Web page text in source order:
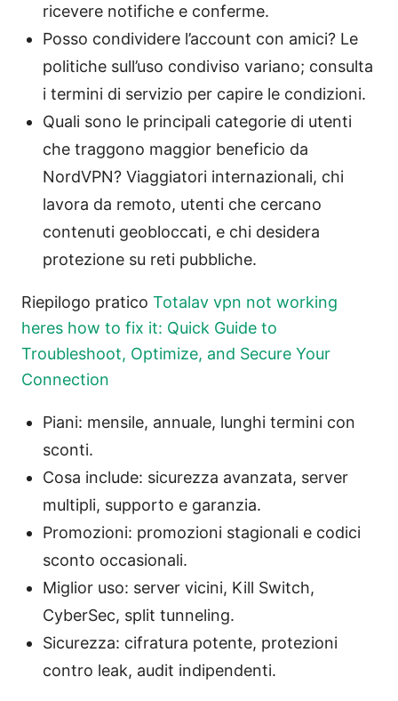
ricevere notifiche e conferme.
Posso condividere l’account con amici? Le
politiche sull’uso condiviso variano; consulta
i termini di servizio per capire le condizioni.
Quali sono le principali categorie di utenti
che traggono maggior beneficio da
NordVPN? Viaggiatori internazionali, chi
lavora da remoto, utenti che cercano
contenuti geobloccati, e chi desidera
protezione su reti pubbliche.
Riepilogo pratico Totalav vpn not working
heres how to fix it: Quick Guide to
Troubleshoot, Optimize, and Secure Your
Connection
Piani: mensile, annuale, lunghi termini con
sconti.
Cosa include: sicurezza avanzata, server
multipli, supporto e garanzia.
Promozioni: promozioni stagionali e codici
sconto occasionali.
Miglior uso: server vicini, Kill Switch,
CyberSec, split tunneling.
Sicurezza: cifratura potente, protezioni
contro leak, audit indipendenti.